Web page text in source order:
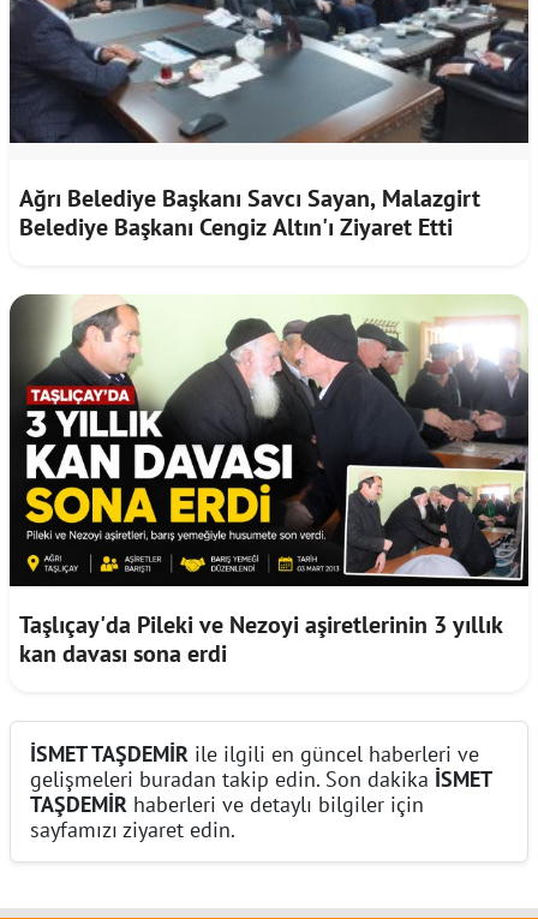
Ağrı Belediye Başkanı Savcı Sayan, Malazgirt
Belediye Başkanı Cengiz Altın'ı Ziyaret Etti
Taşlıçay'da Pileki ve Nezoyi aşiretlerinin 3 yıllık
kan davası sona erdi
İSMET TAŞDEMİR ile ilgili en güncel haberleri ve
gelişmeleri buradan takip edin. Son dakika İSMET
TAŞDEMİR haberleri ve detaylı bilgiler için
sayfamızı ziyaret edin.